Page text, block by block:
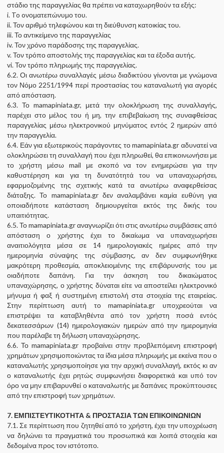
στάδιο της παραγγελίας θα πρέπει να καταχωρηθούν τα εξής:
i. To oνοματεπώνυμο του.
ii. Τον αριθμό τηλεφώνου και τη διεύθυνση κατοικίας του.
iii. Το αντικείμενο της παραγγελίας
iv. Τον χρόνο παράδοσης της παραγγελίας.
v. Τον τρόπο αποστολής της παραγγελίας και τα έξοδα αυτής.
vi. Τον τρόπο πληρωμής της παραγγελίας.
6.2. Οι ανωτέρω συναλλαγές μέσω διαδικτύου γίνονται με γνώμονα
τον Νόμο 2251/1994 περί προστασίας του καταναλωτή για αγορές
από απόσταση.
6.3. Το mamapiniata.gr, μετά την ολοκλήρωση της συναλλαγής,
παρέχει στο μέλος του ή μη, την επιβεβαίωση της συναφθείσας
παραγγελίας μέσω ηλεκτρονικού μηνύματος εντός 2 ημερών από
την παραγγελία.
6.4. Εάν για εξωτερικούς παράγοντες το mamapiniata.gr αδυνατεί να
ολοκληρώσει τη συναλλαγή που έχει πληρωθεί, θα επικοινωνήσει με
το χρήστη μέσω mail με σκοπό να τον ενημερώσει για την
καθυστέρηση και για τη δυνατότητά του να υπαναχωρήσει,
εφαρμοζομένης της σχετικής κατά τα ανωτέρω αναφερθείσας
διάταξης. Το mamapiniata.gr δεν αναλαμβάνει καμία ευθύνη για
οποιαδήποτε κατάσταση δημιουργείται εκτός της δικής του
υπαιτιότητας.
6.5. Το mamapiniata.gr αναγνωρίζει ότι στις ανωτέρω συμβάσεις από
απόσταση ο χρήστης έχει το δικαίωμα να υπαναχωρήσει
αναιτιολόγητα μέσα σε 14 ημερολογιακές ημέρες από την
ημερομηνία σύναψης της σύμβασης, αν δεν συμφωνήθηκε
μακρότερη προθεσμία, αποκλειομένης της επιβάρυνσής του με
οιαδήποτε δαπάνη. Για την άσκηση του δικαιώματος
υπαναχώρησης, ο χρήστης δύναται είτε να αποστείλει ηλεκτρονικό
μήνυμα ή φαξ ή συστημένη επιστολή στα στοιχεία της εταιρείας.
Στην περίπτωση αυτή το mamapiniata.gr υποχρεούται να
επιστρέψει τα καταβληθέντα από τον χρήστη ποσά εντός
δεκατεσσάρων (14) ημερολογιακών ημερών από την ημερομηνία
που παρέλαβε τη δήλωση υπαναχώρησης.
6.6. Το mamapiniata.gr προβαίνει στην προβλεπόμενη επιστροφή
χρημάτων χρησιμοποιώντας τα ίδια μέσα πληρωμής με εκείνα που ο
καταναλωτής χρησιμοποίησε για την αρχική συναλλαγή, εκτός κι αν
ο καταναλωτής έχει ρητώς συμφωνήσει διαφορετικά και υπό τον
όρο να μην επιβαρυνθεί ο καταναλωτής με δαπάνες προκύπτουσες
από την επιστροφή των χρημάτων.
7. ΕΜΠΙΣΤΕΥΤΙΚΟΤΗΤΑ & ΠΡΟΣΤΑΣΙΑ ΤΩΝ ΕΠΙΚΟΙΝΩΝΙΩΝ
7.1. Σε περίπτωση που ζητηθεί από το χρήστη, έχει την υποχρέωση
να δηλώνει τα πραγματικά του προσωπικά και λοιπά στοιχεία και
δεδομένα προς τον ιστότοπο.